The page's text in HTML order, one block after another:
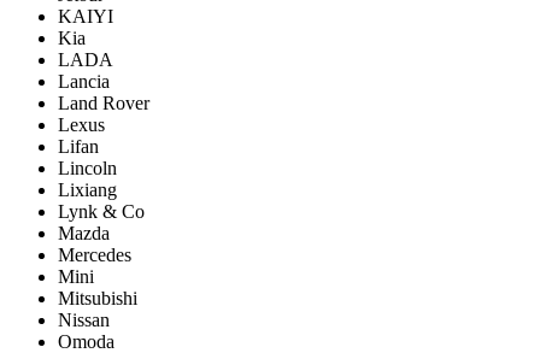
KAIYI
Kia
LADA
Lancia
Land Rover
Lexus
Lifan
Lincoln
Lixiang
Lynk & Co
Mazda
Mercedes
Mini
Mitsubishi
Nissan
Omoda